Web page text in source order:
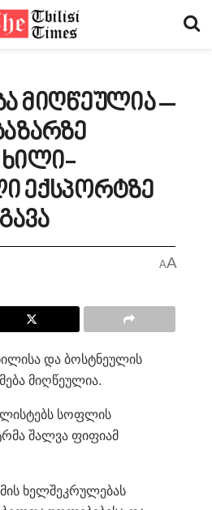
მიღწეულია –
ექსპორტზე
AA
და ბოსტნეულის
მიღწეულია.
სოფლის
შალვა ფიფიამ
ხელშეკრულებას